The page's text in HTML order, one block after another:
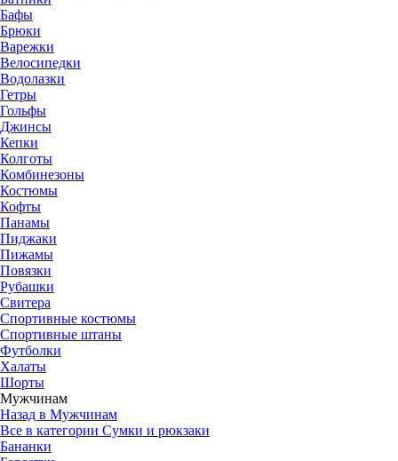
Бафы
Брюки
Варежки
Велосипедки
Водолазки
Гетры
Гольфы
Джинсы
Кепки
Колготы
Комбинезоны
Костюмы
Кофты
Панамы
Пиджаки
Пижамы
Повязки
Рубашки
Свитера
Спортивные костюмы
Спортивные штаны
Футболки
Халаты
Шорты
Мужчинам
Назад в Мужчинам
Все в категории Сумки и рюкзаки
Бананки